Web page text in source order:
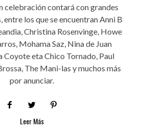
celebración contará con grandes
los que se encuentran Anni B
Christina Rosenvinge, Howe
Mohama Saz, Nina de Juan
Coyote eta Chico Tornado, Paul
The Mani-las y muchos más
por anunciar.
Leer Más